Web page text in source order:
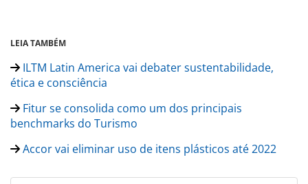
LEIA TAMBÉM
ILTM Latin America vai debater sustentabilidade,
ética e consciência
Fitur se consolida como um dos principais
benchmarks do Turismo
Accor vai eliminar uso de itens plásticos até 2022